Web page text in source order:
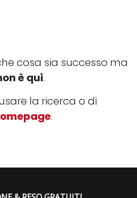
cosa sia successo ma
è qui.
la ricerca o di
.